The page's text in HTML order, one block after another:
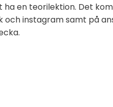
en teorilektion. Det
och instagram samt på